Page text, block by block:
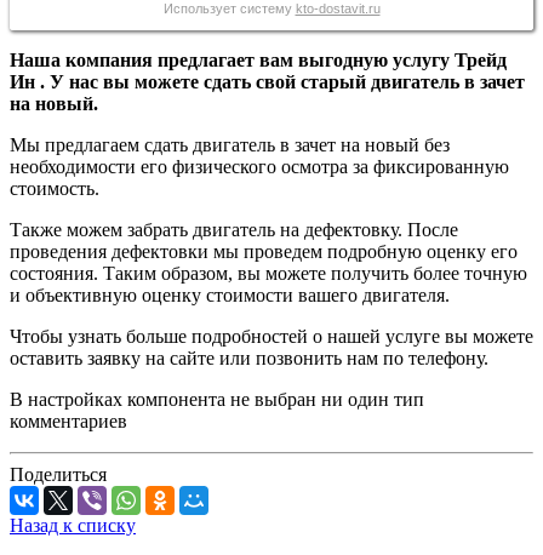
Использует систему kto-dostavit.ru
Наша компания предлагает вам выгодную услугу Трейд
Ин . У нас вы можете сдать свой старый двигатель в зачет
на новый.
Мы предлагаем сдать двигатель в зачет на новый без
необходимости его физического осмотра за фиксированную
стоимость.
Также можем забрать двигатель на дефектовку. После
проведения дефектовки мы проведем подробную оценку его
состояния. Таким образом, вы можете получить более точную
и объективную оценку стоимости вашего двигателя.
Чтобы узнать больше подробностей о нашей услуге вы можете
оставить заявку на сайте или позвонить нам по телефону.
В настройках компонента не выбран ни один тип
комментариев
Поделиться
Назад к списку